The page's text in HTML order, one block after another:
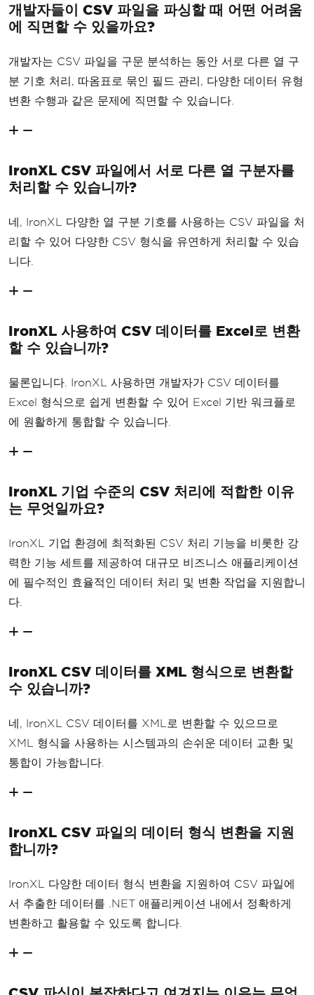
개발자들이 CSV 파일을 파싱할 때 어떤 어려움
에 직면할 수 있을까요?
개발자는 CSV 파일을 구문 분석하는 동안 서로 다른 열 구
분 기호 처리, 따옴표로 묶인 필드 관리, 다양한 데이터 유형
변환 수행과 같은 문제에 직면할 수 있습니다.
IronXL CSV 파일에서 서로 다른 열 구분자를
처리할 수 있습니까?
네, IronXL 다양한 열 구분 기호를 사용하는 CSV 파일을 처
리할 수 있어 다양한 CSV 형식을 유연하게 처리할 수 있습
니다.
IronXL 사용하여 CSV 데이터를 Excel로 변환
할 수 있습니까?
물론입니다. IronXL 사용하면 개발자가 CSV 데이터를
Excel 형식으로 쉽게 변환할 수 있어 Excel 기반 워크플로
에 원활하게 통합할 수 있습니다.
IronXL 기업 수준의 CSV 처리에 적합한 이유
는 무엇일까요?
IronXL 기업 환경에 최적화된 CSV 처리 기능을 비롯한 강
력한 기능 세트를 제공하여 대규모 비즈니스 애플리케이션
에 필수적인 효율적인 데이터 처리 및 변환 작업을 지원합니
다.
IronXL CSV 데이터를 XML 형식으로 변환할
수 있습니까?
네, IronXL CSV 데이터를 XML로 변환할 수 있으므로
XML 형식을 사용하는 시스템과의 손쉬운 데이터 교환 및
통합이 가능합니다.
IronXL CSV 파일의 데이터 형식 변환을 지원
합니까?
IronXL 다양한 데이터 형식 변환을 지원하여 CSV 파일에
서 추출한 데이터를 .NET 애플리케이션 내에서 정확하게
변환하고 활용할 수 있도록 합니다.